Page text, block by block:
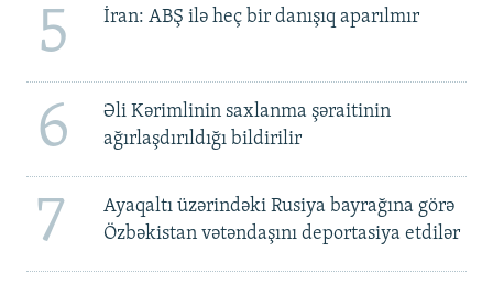
5 İran: ABŞ ilə heç bir danışıq aparılmır
6
Əli Kərimlinin saxlanma şəraitinin
ağırlaşdırıldığı bildirilir
7
Ayaqaltı üzərindəki Rusiya bayrağına görə
Özbəkistan vətəndaşını deportasiya etdilər